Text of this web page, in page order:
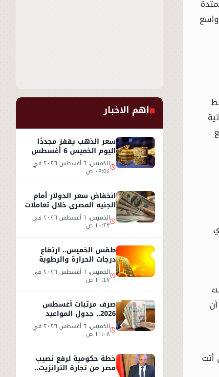
أتت
اهم الاخبار
سعر الذهب يقفز مجددًا
اليوم الخميس 6 أغسطس
2026.. وعيار 21 يسجل هذا
المستوى الخميس، ٦ أغسطس ٢٠٢٦ في
٠٩:٥٤ ص
انخفاض سعر الدولار أمام
الجنيه المصري خلال تعاملات
الخميس 6 أغسطس 2026 الخميس، ٦ أغسطس ٢٠٢٦ في
١٠:٢٣ ص
طقس الخميس.. ارتفاع
درجات الحرارة والرطوبة
يزيدان الإحساس بالحر الخميس، ٦ أغسطس ٢٠٢٦ في
١٠:٤٧ ص
صرف مرتبات أغسطس
2026.. جدول المواعيد
وأحدث تفاصيل الحد الأدنى
للأجور الخميس، ٦ أغسطس ٢٠٢٦ في
١١:٠٨ ص
خطة حكومية لرفع نصيب
مصر من تجارة الترانزيت..